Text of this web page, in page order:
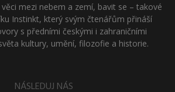
mezi nebem a zemí, bavit se – takové
Instinkt, který svým čtenářům přináší
s předními českými i zahraničními
kultury, umění, filozofie a historie.
NÁSLEDUJ NÁS